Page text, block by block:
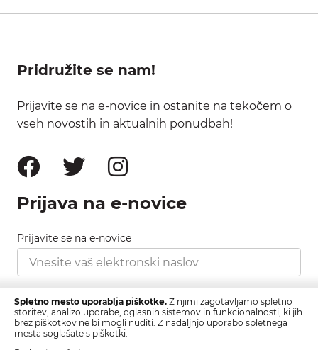
Pridružite se nam!
Prijavite se na e-novice in ostanite na tekočem o
vseh novostih in aktualnih ponudbah!
Prijava na e-novice
Prijavite se na e-novice
Strinjam se s pravilnikom zasebnosti, ki ga najdete
tukaj.
Spletno mesto uporablja piškotke. Z njimi zagotavljamo spletno
storitev, analizo uporabe, oglasnih sistemov in funkcionalnosti, ki jih
brez piškotkov ne bi mogli nuditi. Z nadaljnjo uporabo spletnega
mesta soglašate s piškotki.